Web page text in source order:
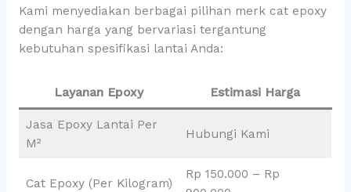
Kami menyediakan berbagai pilihan merk cat epoxy
dengan harga yang bervariasi tergantung
kebutuhan spesifikasi lantai Anda:
Layanan Epoxy Estimasi Harga
Jasa Epoxy Lantai Per
M²
Hubungi Kami
Cat Epoxy (Per Kilogram)
Rp 150.000 – Rp